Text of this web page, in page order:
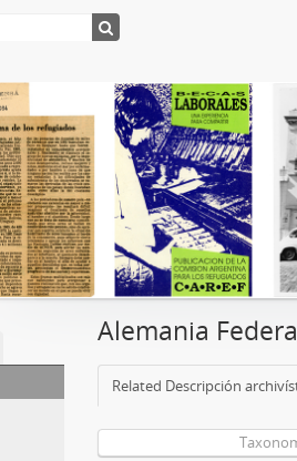
Alemania
Related Descripción